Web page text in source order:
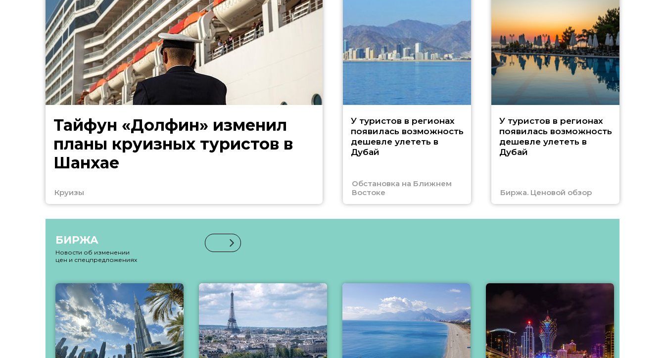
Тайфун «Долфин» изменил
планы круизных туристов в
Шанхае
Круизы
У туристов в регионах
появилась возможность
дешевле улететь в
Дубай
Обстановка на Ближнем
Востоке
У туристов в регионах
появилась возможность
дешевле улететь в
Дубай
Биржа. Ценовой обзор
БИРЖА
Новости об изменении
цен и спецпредложениях